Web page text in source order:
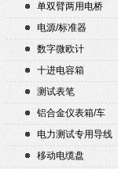
单双臂两用电桥
电源/标准器
数字微欧计
十进电容箱
测试表笔
铝合金仪表箱/车
电力测试专用导线
移动电缆盘